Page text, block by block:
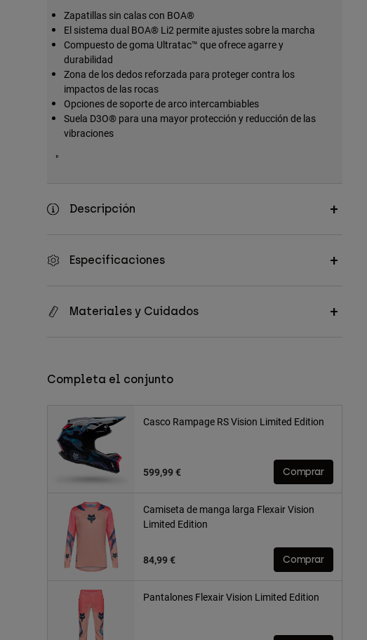
Zapatillas sin calas con BOA®
El sistema dual BOA® Li2 permite ajustes sobre la marcha
Compuesto de goma Ultratac™ que ofrece agarre y
durabilidad
Zona de los dedos reforzada para proteger contra los
impactos de las rocas
Opciones de soporte de arco intercambiables
Suela D3O® para una mayor protección y reducción de las
vibraciones
"
Descripción
Especificaciones
Materiales y Cuidados
Completa el conjunto
Casco Rampage RS Vision Limited Edition
599,99 € Comprar
Camiseta de manga larga Flexair Vision
Limited Edition
84,99 € Comprar
Pantalones Flexair Vision Limited Edition